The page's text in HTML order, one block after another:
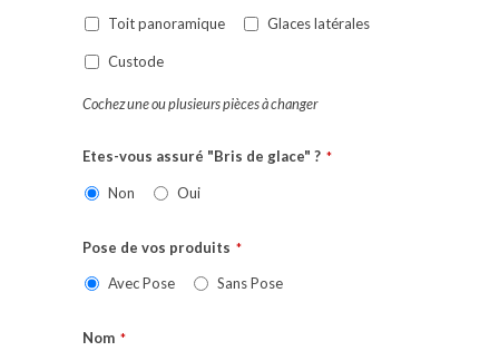
Toit panoramique Glaces latérales
Custode
Cochez une ou plusieurs pièces à changer
Etes-vous assuré "Bris de glace" ? *
Non Oui
Pose de vos produits *
Avec Pose Sans Pose
Nom *